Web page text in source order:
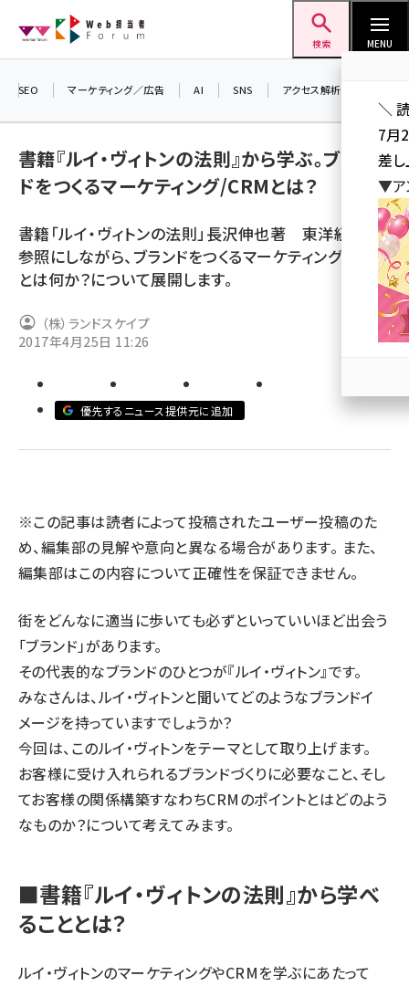
ン
検索 MENU
ai (2801)
youtube (2425)
セミナー (2301)
meo (1274)
SEO マーケティング／広告 AI SNS アクセス解析／データ分析
書籍『ルイ・ヴィトンの法則』から学ぶ。ブラン
ドをつくるマーケティング/CRMとは？
書籍「ルイ・ヴィトンの法則」長沢伸也著 東洋経済を
参照にしながら、ブランドをつくるマーケティング/CRM
とは何か？について展開します。
（株）ランドスケイプ
2017年4月25日 11:26
優先するニュース提供元に追加
※この記事は読者によって投稿されたユーザー投稿のた
め、編集部の見解や意向と異なる場合があります。 また、
編集部はこの内容について正確性を保証できません。
街をどんなに適当に歩いても必ずといっていいほど出会う
「ブランド」があります。
その代表的なブランドのひとつが『ルイ・ヴィトン』です。
みなさんは、ルイ・ヴィトンと聞いてどのようなブランドイ
メージを持っていますでしょうか？
今回は、このルイ・ヴィトンをテーマとして取り上げます。
お客様に受け入れられるブランドづくりに必要なこと、そし
てお客様の関係構築すなわちCRMのポイントとはどのよう
なものか？について考えてみます。
■書籍『ルイ・ヴィトンの法則』から学べ
ることとは？
ルイ・ヴィトンのマーケティングやCRMを学ぶにあたって
＼
7月
差し
▼ア